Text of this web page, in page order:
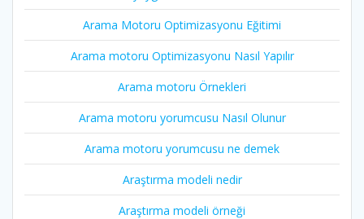
Arama Motoru Optimizasyonu Eğitimi
Arama motoru Optimizasyonu Nasıl Yapılır
Arama motoru Örnekleri
Arama motoru yorumcusu Nasıl Olunur
Arama motoru yorumcusu ne demek
Araştırma modeli nedir
Araştırma modeli örneği